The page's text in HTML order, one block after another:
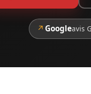
↗ Googleavis